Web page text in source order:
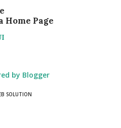
Home Page
by Blogger
SOLUTION